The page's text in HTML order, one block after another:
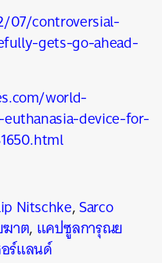
07/controversial-
gets-go-ahead-
world-
device-for-
Nitschke,Sarco
าต, แคปซูลการุณย
ร์แลนด์